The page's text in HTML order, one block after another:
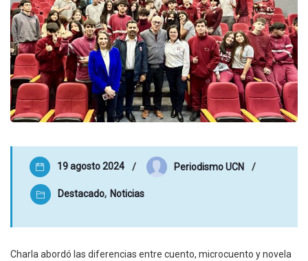
19 agosto 2024 Periodismo UCN
Destacado, Noticias
Charla abordó las diferencias entre cuento, microcuento y novela